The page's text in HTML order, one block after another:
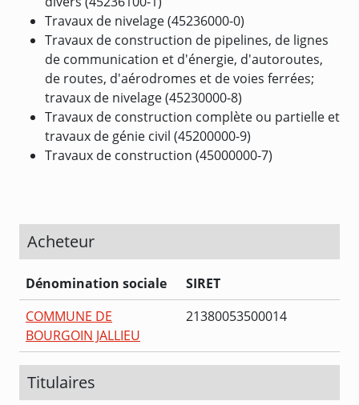
Travaux de nivelage (45236000-0)
Travaux de construction de pipelines, de lignes
de communication et d'énergie, d'autoroutes,
de routes, d'aérodromes et de voies ferrées;
travaux de nivelage (45230000-8)
Travaux de construction complète ou partielle et
travaux de génie civil (45200000-9)
Travaux de construction (45000000-7)
Acheteur
Dénomination sociale
SIRET
COMMUNE DE
BOURGOIN JALLIEU
21380053500014
Titulaires